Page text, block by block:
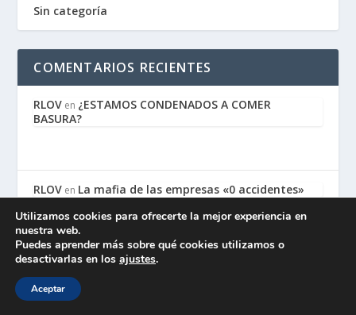
Sin categoría
COMENTARIOS RECIENTES
RLOV en ¿ESTAMOS CONDENADOS A COMER
BASURA?
RLOV en La mafia de las empresas «0 accidentes»
segundodelamadriden
accidentes»
Utilizamos cookies para ofrecerte la mejor experiencia en
nuestra web.
Puedes aprender más sobre qué cookies utilizamos o
desactivarlas en los ajustes.
Aceptar